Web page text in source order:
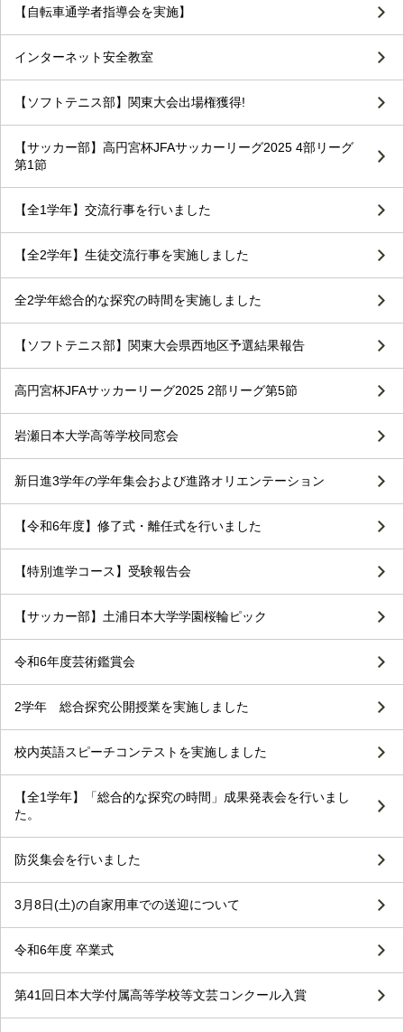
【自転車通学者指導会を実施】
インターネット安全教室
【ソフトテニス部】関東大会出場権獲得!
【サッカー部】高円宮杯JFAサッカーリーグ2025 4部リーグ
第1節
【全1学年】交流行事を行いました
【全2学年】生徒交流行事を実施しました
全2学年総合的な探究の時間を実施しました
【ソフトテニス部】関東大会県西地区予選結果報告
高円宮杯JFAサッカーリーグ2025 2部リーグ第5節
岩瀬日本大学高等学校同窓会
新日進3学年の学年集会および進路オリエンテーション
【令和6年度】修了式・離任式を行いました
【特別進学コース】受験報告会
【サッカー部】土浦日本大学学園桜輪ピック
令和6年度芸術鑑賞会
2学年 総合探究公開授業を実施しました
校内英語スピーチコンテストを実施しました
【全1学年】「総合的な探究の時間」成果発表会を行いまし
た。
防災集会を行いました
3月8日(土)の自家用車での送迎について
令和6年度 卒業式
第41回日本大学付属高等学校等文芸コンクール入賞